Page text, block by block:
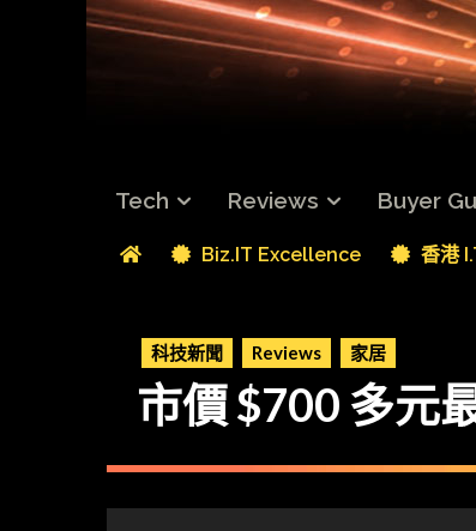
Tech Reviews Buyer
Biz.IT Excellence 香港
科技新聞 Reviews 家居
市價 $700 多元